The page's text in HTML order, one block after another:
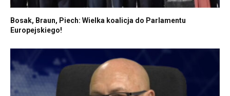
Bosak, Braun, Piech: Wielka koalicja do Parlamentu
Europejskiego!